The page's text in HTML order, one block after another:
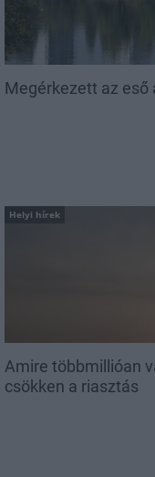
Megérkezett az eső
Helyi hírek
Amire többmillióan
csökken a riasztás